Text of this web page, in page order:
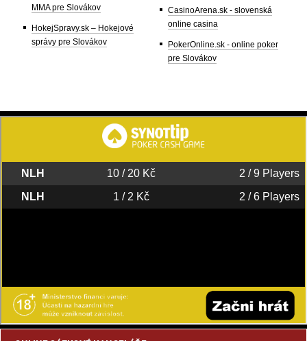
MMA pre Slovákov
HokejSpravy.sk – Hokejové
správy pre Slovákov
CasinoArena.sk - slovenská
online casina
PokerOnline.sk - online poker
pre Slovákov